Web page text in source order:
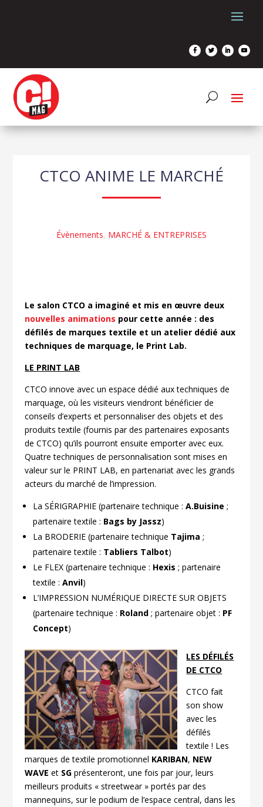
CTCO ANIME LE MARCHÉ
Évènements, MARCHÉ & ENTREPRISES
Le salon CTCO a imaginé et mis en œuvre deux
nouvelles animations pour cette année : des
défilés de marques textile et un atelier dédié aux
techniques de marquage, le Print Lab.
LE PRINT LAB
CTCO innove avec un espace dédié aux techniques de
marquage, où les visiteurs viendront bénéficier de
conseils d’experts et personnaliser des objets et des
produits textile (fournis par des partenaires exposants
de CTCO) qu’ils pourront ensuite emporter avec eux.
Quatre techniques de personnalisation sont mises en
valeur sur le PRINT LAB, en partenariat avec les grands
acteurs du marché de l’impression.
La SÉRIGRAPHIE (partenaire technique :A.Buisine;
partenaire textile : Bags by Jassz)
La BRODERIE (partenaire technique Tajima;
partenaire textile : Tabliers Talbot)
Le FLEX (partenaire technique : Hexis; partenaire
textile : Anvil)
L’IMPRESSION NUMÉRIQUE DIRECTE SUR OBJETS
(partenaire technique : Roland; partenaire objet : PF
Concept)
LES DÉFILÉS
DE CTCO
CTCO fait
son show
avec les
défilés
textile ! Les
marques de textile promotionnel KARIBAN, NEW
WAVE et SG présenteront, une fois par jour, leurs
meilleurs produits « streetwear » portés par des
mannequins, sur le podium de l’espace central, dans les